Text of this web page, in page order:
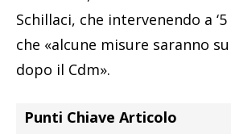
Schillaci, che intervenendo a
che «alcune misure saranno
dopo il Cdm».
Punti Chiave Articolo